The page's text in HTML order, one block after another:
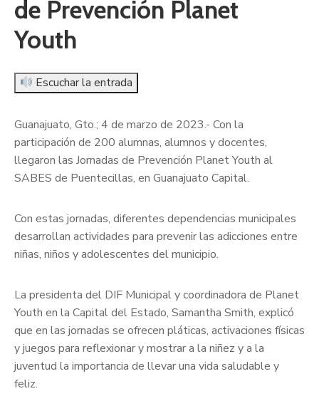
de Prevención Planet
Youth
Escuchar la entrada
Guanajuato, Gto.; 4 de marzo de 2023.- Con la
participación de 200 alumnas, alumnos y docentes,
llegaron las Jornadas de Prevención Planet Youth al
SABES de Puentecillas, en Guanajuato Capital.
Con estas jornadas, diferentes dependencias municipales
desarrollan actividades para prevenir las adicciones entre
niñas, niños y adolescentes del municipio.
La presidenta del DIF Municipal y coordinadora de Planet
Youth en la Capital del Estado, Samantha Smith, explicó
que en las jornadas se ofrecen pláticas, activaciones físicas
y juegos para reflexionar y mostrar a la niñez y a la
juventud la importancia de llevar una vida saludable y
feliz.